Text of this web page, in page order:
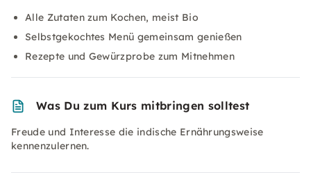
Alle Zutaten zum Kochen, meist Bio
Selbstgekochtes Menü gemeinsam genießen
Rezepte und Gewürzprobe zum Mitnehmen
Was Du zum Kurs mitbringen solltest
Freude und Interesse die indische Ernährungsweise
kennenzulernen.